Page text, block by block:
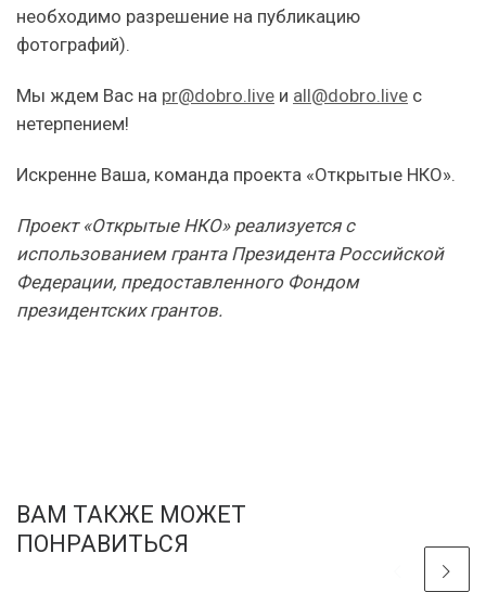
необходимо разрешение на публикацию
фотографий).
Мы ждем Вас на pr@dobro.live и all@dobro.live с
нетерпением!
Искренне Ваша, команда проекта «Открытые НКО».
Проект «Открытые НКО» реализуется с
использованием гранта Президента Российской
Федерации, предоставленного Фондом
президентских грантов.
ВАМ ТАКЖЕ МОЖЕТ
ПОНРАВИТЬСЯ